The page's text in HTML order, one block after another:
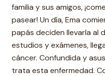
familia y sus amigos,
pasear! Un día, Ema
papás deciden llevarla al
estudios y exámenes,
cáncer. Confundida y
trata esta enfermedad.